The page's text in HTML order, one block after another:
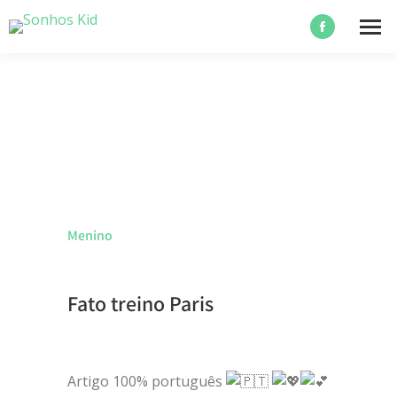
Menino
Fato treino Paris
Artigo 100% português